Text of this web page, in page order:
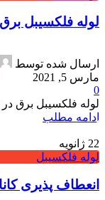
لوله فلکسیبل
ارسال شده توسط
مارس 5, 2021
0
لوله فلکسیبل برق
ادامه مطلب
22 ژانویه
لوله فلکسیبل
انعطاف پذیری